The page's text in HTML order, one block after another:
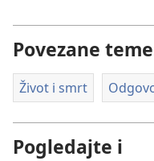
Povezane teme
Život i smrt
Pogledajte i